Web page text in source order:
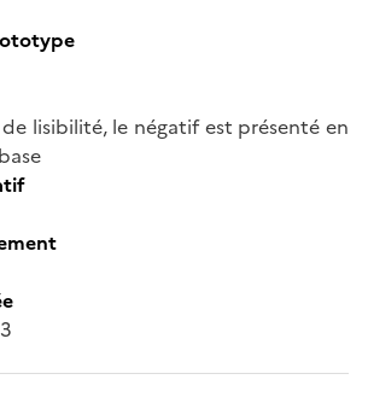
de lisibilité, le négatif est présenté en